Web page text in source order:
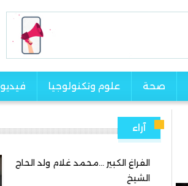
صحة علوم وتكنولوجيا فيديو
آراء
الفراغ الكبير …محمد غلام ولد الحاج
الشيخ